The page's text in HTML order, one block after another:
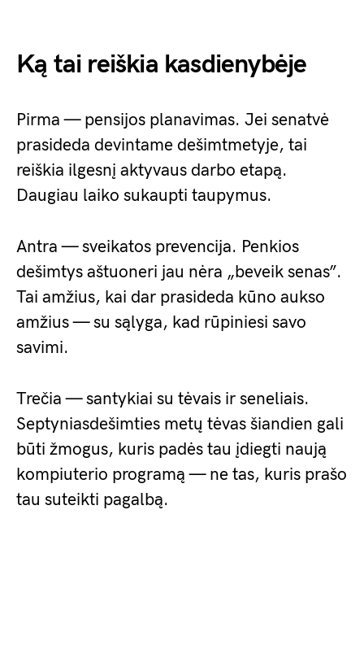
Ką tai reiškia kasdienybėje
Pirma — pensijos planavimas. Jei senatvė
prasideda devintame dešimtmetyje, tai
reiškia ilgesnį aktyvaus darbo etapą.
Daugiau laiko sukaupti taupymus.
Antra — sveikatos prevencija. Penkios
dešimtys aštuoneri jau nėra „beveik senas”.
Tai amžius, kai dar prasideda kūno aukso
amžius — su sąlyga, kad rūpiniesi savo
savimi.
Trečia — santykiai su tėvais ir seneliais.
Septyniasdešimties metų tėvas šiandien gali
būti žmogus, kuris padės tau įdiegti naują
kompiuterio programą — ne tas, kuris prašo
tau suteikti pagalbą.